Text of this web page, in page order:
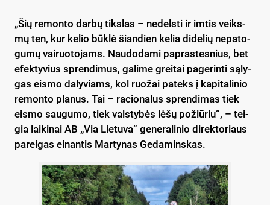
„Šių re­mon­to dar­bų tiks­las – ne­dels­ti ir im­tis veiks­
mų ten, kur ke­lio būk­lė šian­dien ke­lia di­de­lių ne­pa­to­
gu­mų vai­ruo­to­jams. Nau­do­da­mi pa­pras­tes­nius, bet
efek­ty­vius spren­di­mus, ga­li­me grei­tai pa­ge­rin­ti są­ly­
gas eis­mo da­ly­viams, kol ruo­žai pa­teks į ka­pi­ta­li­nio
re­mon­to pla­nus. Tai – ra­cio­na­lus spren­di­mas tiek
eis­mo sau­gu­mo, tiek vals­ty­bės lė­šų po­žiū­riu“, – tei­
gia lai­ki­nai AB „Via Lie­tu­va“ ge­ne­ra­li­nio di­rek­to­riaus
pa­rei­gas ei­nan­tis Mar­ty­nas Ge­da­mins­kas.